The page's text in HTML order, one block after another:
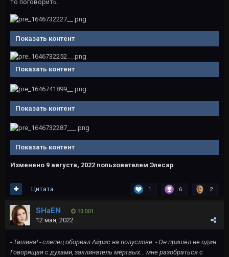
то поговорить.
Показать контент
Показать контент
Показать контент
Показать контент
Изменено 9 августа, 2022 пользователем Элесар
1 6 2
Цитата
SHaEN 13 001
12 мая, 2022
- Тишина! - слепец оборвал Айрис на полуслове. - Он пришёл не один.
Говорящая с духами, заклинатель мёртвых... мне разобраться с